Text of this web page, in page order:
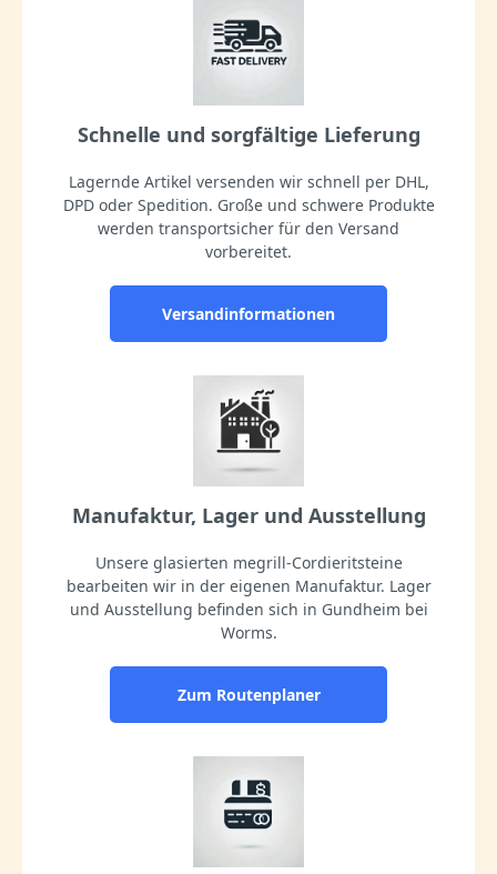
Schnelle und sorgfältige Lieferung
Lagernde Artikel versenden wir schnell per DHL,
DPD oder Spedition. Große und schwere Produkte
werden transportsicher für den Versand
vorbereitet.
Versandinformationen
Manufaktur, Lager und Ausstellung
Unsere glasierten megrill-Cordieritsteine
bearbeiten wir in der eigenen Manufaktur. Lager
und Ausstellung befinden sich in Gundheim bei
Worms.
Zum Routenplaner